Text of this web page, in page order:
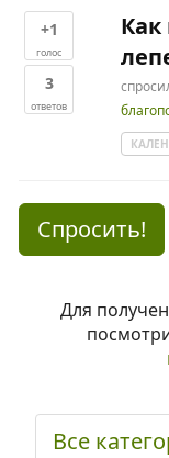
+1
голос
3
ответов
Как
Спросить!
Для
Все